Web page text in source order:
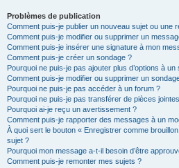
Problèmes de publication
Comment puis-je publier un nouveau sujet ou une
Comment puis-je modifier ou supprimer un
Comment puis-je insérer une signature à mon
Comment puis-je créer un sondage ?
Pourquoi ne puis-je pas ajouter plus d’options à un
Comment puis-je modifier ou supprimer un
Pourquoi ne puis-je pas accéder à un forum ?
Pourquoi ne puis-je pas transférer de pièces
Pourquoi ai-je reçu un avertissement ?
Comment puis-je rapporter des messages à un
À quoi sert le bouton « Enregistrer comme
sujet ?
Pourquoi mon message a-t-il besoin d’être
Comment puis-je remonter mes sujets ?